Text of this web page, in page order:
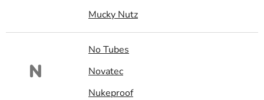
Mucky Nutz
N
No Tubes
Novatec
Nukeproof